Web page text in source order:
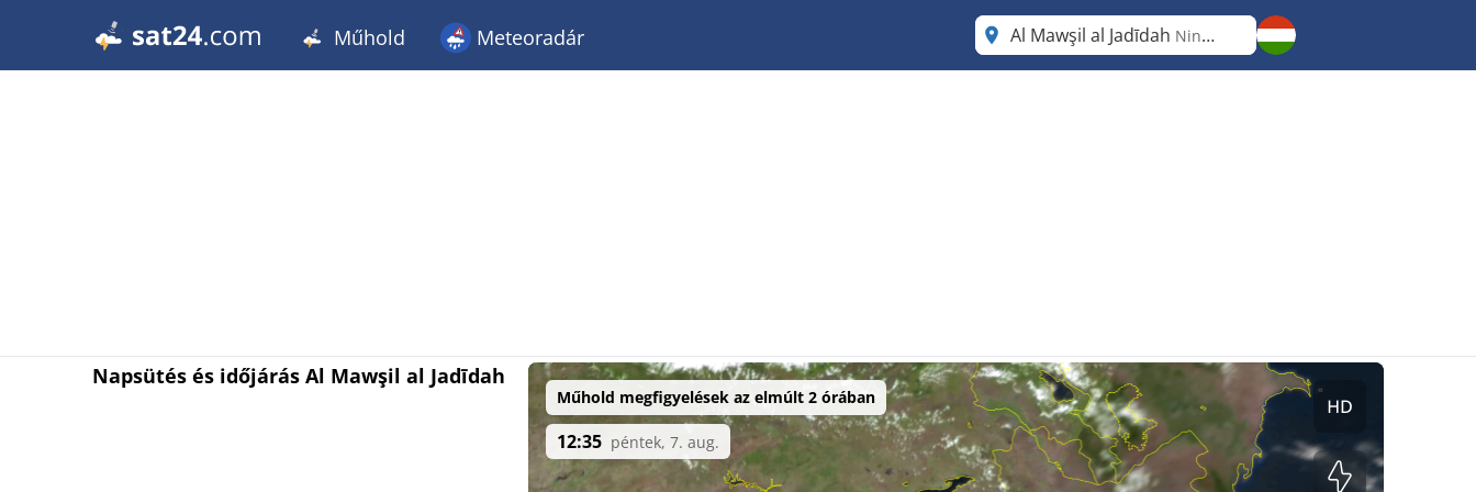
Műhold Meteoradár Al Mawşil al Jadīdah Nineveh
Napsütés és időjárás Al Mawşil al Jadīdah
Műhold megfigyelések az elmúlt 2 órában
12:35 péntek, 7. aug.